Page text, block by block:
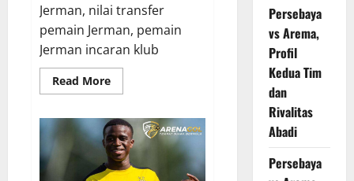
Jerman, nilai transfer
pemain Jerman, pemain
Jerman incaran klub
Read MoreRead
more
Transfer,
Gebrakan
Transfer
Pemain
Timnas
Persebaya
vs Arema,
Profil
Kedua Tim
dan
Rivalitas
Abadi
Persebaya